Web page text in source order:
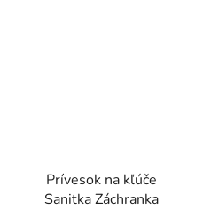
Prívesok na kľúče
Sanitka Záchranka